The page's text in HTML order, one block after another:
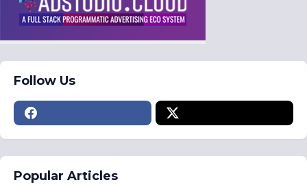
Follow Us
Popular Articles